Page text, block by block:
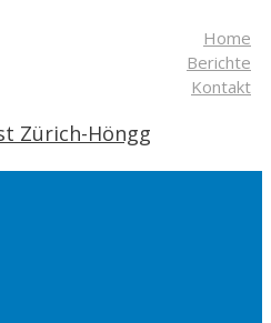
Home
Berichte
Kontakt